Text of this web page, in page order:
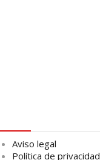
Aviso legal
Política de privacidad